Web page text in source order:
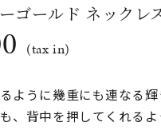
ゴールド ネックレ
(tax in)
ように幾重にも連なる輝
、背中を押してくれる